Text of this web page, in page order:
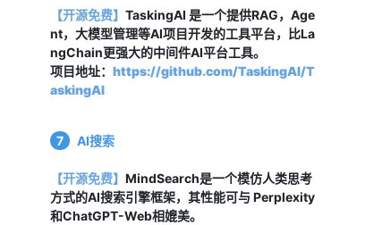
【开源免费】 TaskingAI 是一个提供RAG，Age
nt，大模型管理等AI项目开发的工具平台，比La
ngChain更强大的中间件AI平台工具。
项目地址： https://github.com/TaskingAI/T
askingAI
7 AI搜索
【开源免费】 MindSearch是一个模仿人类思考
方式的AI搜索引擎框架，其性能可与 Perplexity
和ChatGPT-Web相媲美。